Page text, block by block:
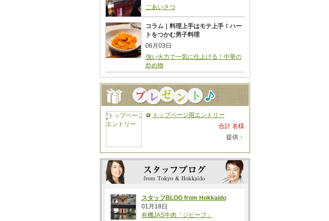
ごあいさつ
コラム｜料理上手はモテ上手！ハー
トをつかむ男子料理
06月03日
強い火力で一気に仕上げる！中華の
炒め物
トップページ用エントリー
合計 名様
提供：
スタッフBLOG from Hokkaido
01月18日
有機JAS牛肉「ジビーフ」